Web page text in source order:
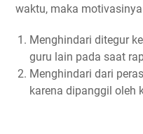
waktu, maka
Menghindari ditegur
guru lain pada saat
Menghindari dari
karena dipanggil oleh